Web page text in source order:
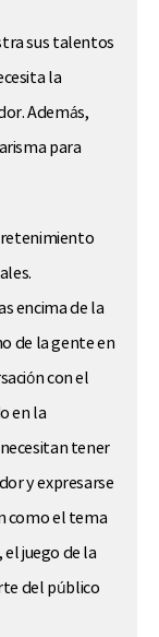
sus talentos
la
Además,
para
encima de la
de la gente en
con el
en la
tener
y expresarse
como el tema
juego de la
del público